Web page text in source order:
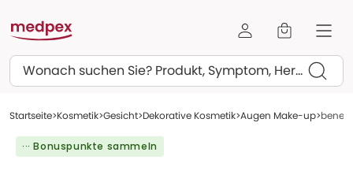
Suchen
Startseite Kosmetik Gesicht Dekorative Kosmetik Augen Make-up
··· Bonuspunkte sammeln